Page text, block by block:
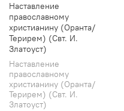
Наставление
православному
христианину (Оранта/
Терирем) (Свт. И.
Златоуст)
Наставление
православному
христианину (Оранта/
Терирем) (Свт. И.
Златоуст)